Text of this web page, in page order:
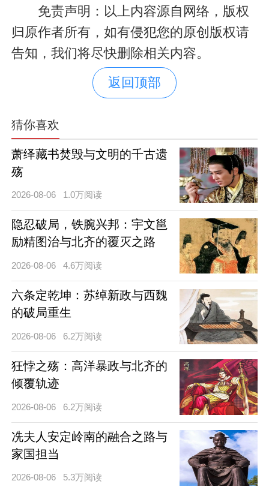
免责声明：以上内容源自网络，版权
归原作者所有，如有侵犯您的原创版权请
告知，我们将尽快删除相关内容。
返回顶部
猜你喜欢
萧绎藏书焚毁与文明的千古遗
殇
2026-08-06 1.0万阅读
隐忍破局，铁腕兴邦：宇文邕
励精图治与北齐的覆灭之路
2026-08-06 4.6万阅读
六条定乾坤：苏绰新政与西魏
的破局重生
2026-08-06 6.2万阅读
狂悖之殇：高洋暴政与北齐的
倾覆轨迹
2026-08-06 6.2万阅读
冼夫人安定岭南的融合之路与
家国担当
2026-08-06 5.3万阅读